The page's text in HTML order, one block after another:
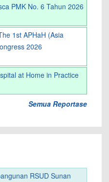
PMK No. 6 Tahun 2026
1st APHaH (Asia
2026
at Home in Practice
Semua Reportase
RSUD Sunan